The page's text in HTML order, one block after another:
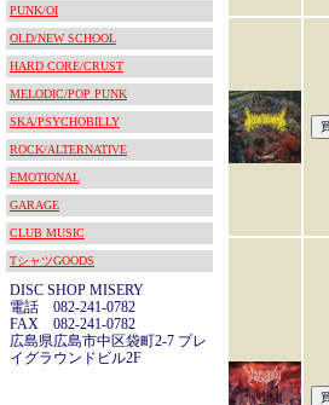
PUNK/OI
OLD/NEW SCHOOL
HARD CORE/CRUST
MELODIC/POP PUNK
SKA/PSYCHOBILLY
ROCK/ALTERNATIVE
EMOTIONAL
GARAGE
CLUB MUSIC
TシャツGOODS
DISC SHOP MISERY
電話 082-241-0782
FAX 082-241-0782
広島県広島市中区袋町2-7 プレ
イグラウンドビル2F